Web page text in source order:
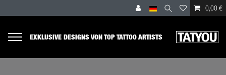
0,00 €
EXKLUSIVE DESIGNS VON TOP TATTOO ARTISTS